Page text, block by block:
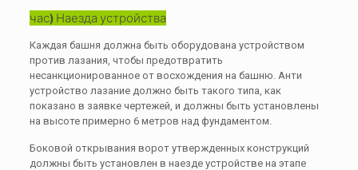
час) Наезда устройства
Каждая башня должна быть оборудована устройством
против лазания, чтобы предотвратить
несанкционированное от восхождения на башню. Анти
устройство лазание должно быть такого типа, как
показано в заявке чертежей, и должны быть установлены
на высоте примерно 6 метров над фундаментом.
Боковой открывания ворот утвержденных конструкций
должны быть установлен в наезде устройстве на этапе